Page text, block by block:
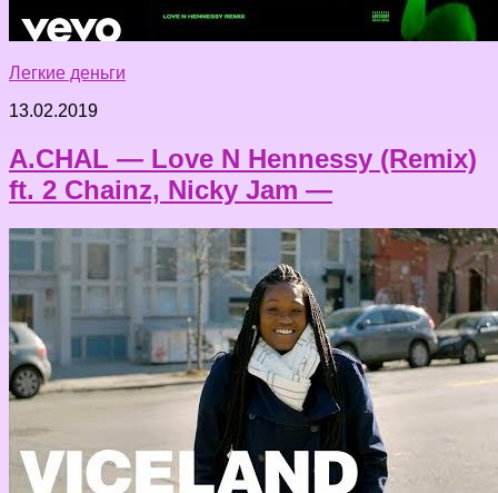
Легкие деньги
13.02.2019
A.CHAL — Love N Hennessy (Remix)
ft. 2 Chainz, Nicky Jam —